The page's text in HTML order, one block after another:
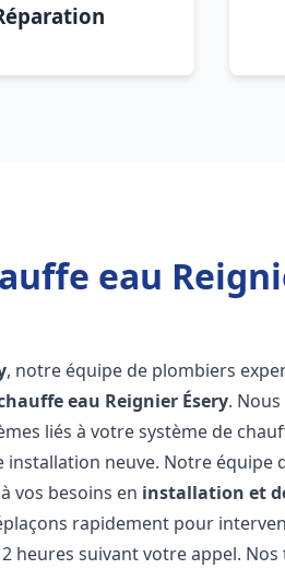
eau
, notre équipe de plombiers
eau Reignier Ésery.
liés à votre système de
neuve. Notre équipe
vos besoins en installation et
rapidement pour
heures suivant votre appel.